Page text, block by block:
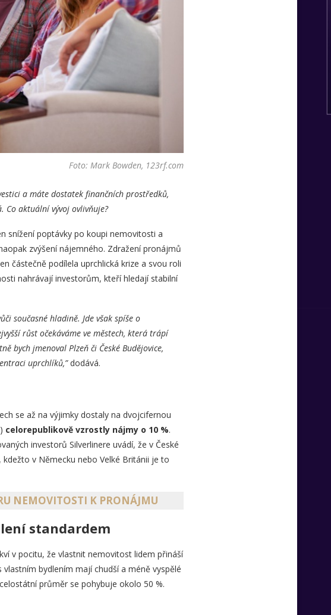
Foto: Mark Bowden, 123rf.com
a máte dostatek finančních prostředků,
Co aktuální vývoj ovlivňuje?
snížení poptávky po koupi nemovitosti a
zvýšení nájemného. Zdražení pronájmů
částečně podílela uprchlická krize a svou roli
nahrávají investorům, kteří hledají stabilní
současné hladině. Jde však spíše o
růst očekáváme ve městech, která trápí
bych jmenoval Plzeň či České Budějovice,
uprchlíků,”dodává.
se až na výjimky dostaly na dvojcifernou
) celorepublikově vzrostly nájmy o 10 %.
investorů Silverlinere uvádí, že v České
v Německu nebo Velké Británii je to
NEMOVITOSTI K PRONÁJMU
standardem
v pocitu, že vlastnit nemovitost lidem přináší
bydlením mají chudší a méně vyspělé
průměr se pohybuje okolo 50 %.